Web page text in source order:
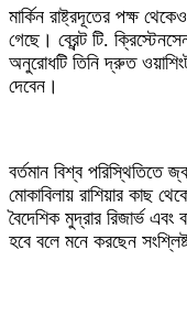
‎মার্কিন রাষ্ট্রদূতের পক্ষ
গেছে। ব্রেন্ট টি.
অনুরোধটি তিনি দ্রুত
দেবেন।
বর্তমান বিশ্ব পরিস্থিতিতে
মোকাবিলায় রাশিয়ার কাছ
বৈদেশিক মুদ্রার রিজার্ভ
হবে বলে মনে করছেন